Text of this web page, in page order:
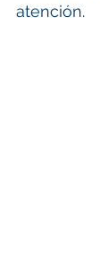
atención.